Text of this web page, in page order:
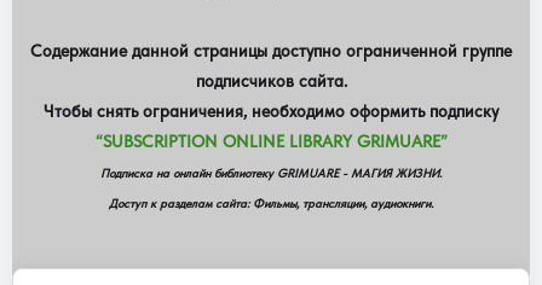
Содержание данной страницы доступно ограниченной группе
подписчиков сайта.
Чтобы снять ограничения, необходимо оформить подписку
“SUBSCRIPTION ONLINE LIBRARY GRIMUARE”
Подписка на онлайн библиотеку GRIMUARE - МАГИЯ ЖИЗНИ.
Доступ к разделам сайта: Фильмы, трансляции, аудиокниги.